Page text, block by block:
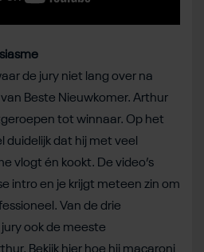
de jury niet lang over na
Beste Nieuwkomer. Arthur
tot winnaar. Op het
duidelijk dat hij met veel
vlogt én kookt. De video’s
intro en je krijgt meteen zin om
Van de drie
ook de meeste